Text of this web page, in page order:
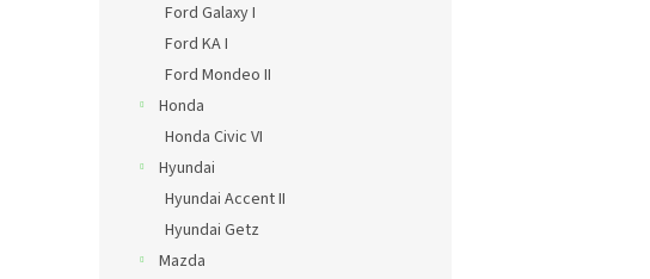
Ford Galaxy I
Ford KA I
Ford Mondeo II
Honda
Honda Civic VI
Hyundai
Hyundai Accent II
Hyundai Getz
Mazda